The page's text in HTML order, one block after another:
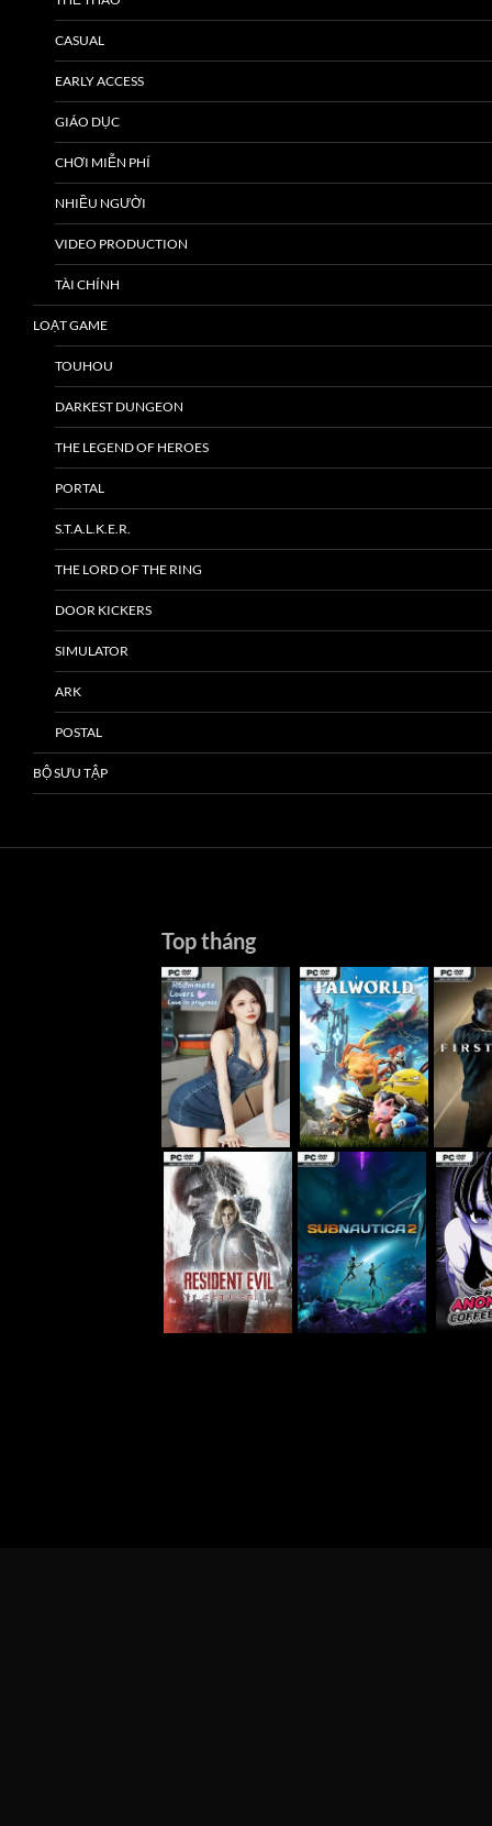
CASUAL
EARLY ACCESS
GIÁO DỤC
CHƠI MIỄN PHÍ
NHIỀU NGƯỜI
VIDEO PRODUCTION
TÀI CHÍNH
LOẠT GAME
TOUHOU
DARKEST DUNGEON
THE LEGEND OF HEROES
PORTAL
S.T.A.L.K.E.R.
THE LORD OF THE RING
DOOR KICKERS
SIMULATOR
ARK
POSTAL
BỘ SƯU TẬP
Top tháng